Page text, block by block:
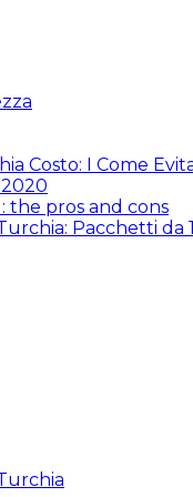
Costo: I Come
the pros and cons
Pacchetti da